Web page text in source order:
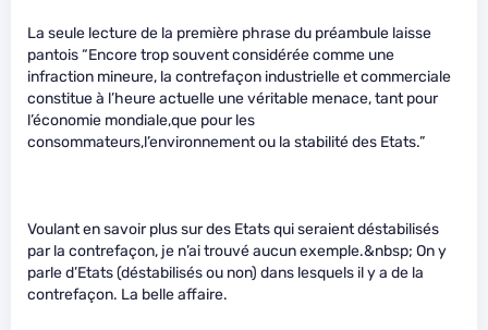
La seule lecture de la première phrase du préambule laisse
pantois “Encore trop souvent considérée comme une
infraction mineure, la contrefaçon industrielle et commerciale
constitue à l’heure actuelle une véritable menace, tant pour
l’économie mondiale,que pour les
consommateurs,l’environnement ou la stabilité des Etats.”
Voulant en savoir plus sur des Etats qui seraient déstabilisés
par la contrefaçon, je n’ai trouvé aucun exemple.&nbsp; On y
parle d’Etats (déstabilisés ou non) dans lesquels il y a de la
contrefaçon. La belle affaire.